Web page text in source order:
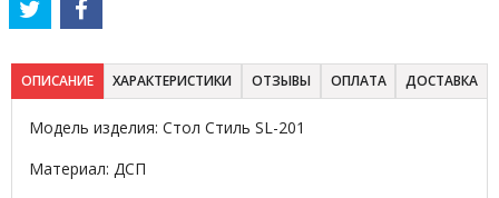
ОПИСАНИЕ ХАРАКТЕРИСТИКИ ОТЗЫВЫ ОПЛАТА ДОСТАВКА
Модель изделия: Стол Стиль SL-201
Материал: ДСП